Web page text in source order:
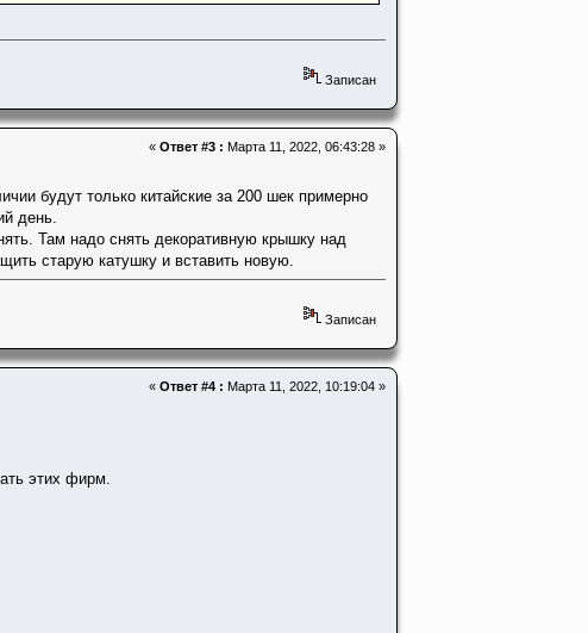
Записан
« Ответ #3 : Марта 11, 2022, 06:43:28 »
будут только китайские за 200 шек примерно
день.
Там надо снять декоративную крышку над
старую катушку и вставить новую.
Записан
« Ответ #4 : Марта 11, 2022, 10:19:04 »
этих фирм.